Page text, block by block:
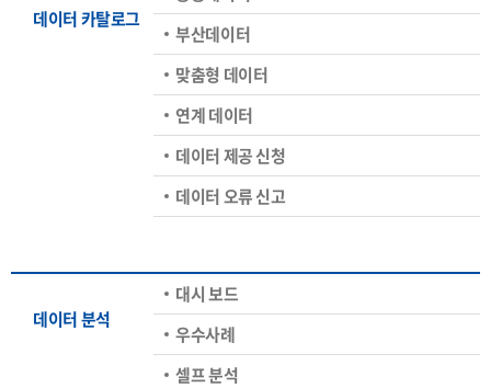
데이터 카탈로그
부산데이터
맞춤형 데이터
연계 데이터
데이터 제공 신청
데이터 오류 신고
데이터 분석
대시 보드
우수사례
셀프 분석